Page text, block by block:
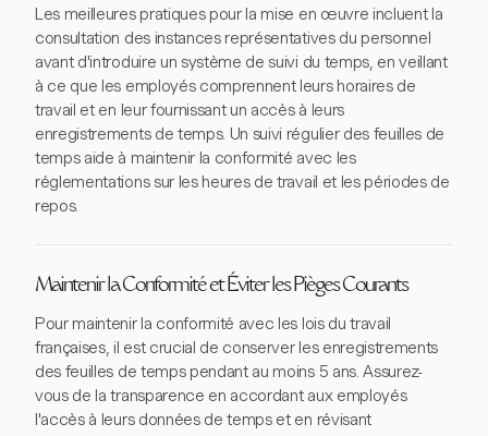
Les meilleures pratiques pour la mise en œuvre incluent la
consultation des instances représentatives du personnel
avant d'introduire un système de suivi du temps, en veillant
à ce que les employés comprennent leurs horaires de
travail et en leur fournissant un accès à leurs
enregistrements de temps. Un suivi régulier des feuilles de
temps aide à maintenir la conformité avec les
réglementations sur les heures de travail et les périodes de
repos.
Maintenir la Conformité et Éviter les Pièges Courants
Pour maintenir la conformité avec les lois du travail
françaises, il est crucial de conserver les enregistrements
des feuilles de temps pendant au moins 5 ans. Assurez-
vous de la transparence en accordant aux employés
l'accès à leurs données de temps et en révisant